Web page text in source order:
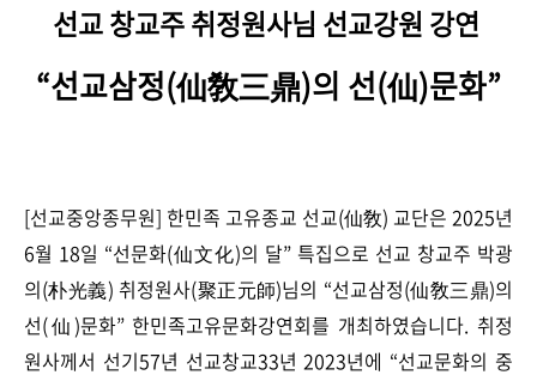
선교 창교주 취정원사님 선교강원 강연
“선교삼정(仙敎三鼎)의 선(仙)문화”
[선교중앙종무원] 한민족 고유종교 선교(仙敎) 교단은 2025년
6월 18일 “선문화(仙文化)의 달” 특집으로 선교 창교주 박광
의(朴光義) 취정원사(聚正元師)님의 “선교삼정(仙敎三鼎)의
선(仙)문화” 한민족고유문화강연회를 개최하였습니다. 취정
원사께서 선기57년 선교창교33년 2023년에 “선교문화의 중